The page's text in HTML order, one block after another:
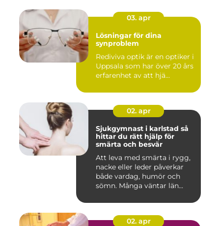
03. apr
Lösningar för dina
synproblem
Rediviva optik är en optiker i
Uppsala som har över 20 års
erfarenhet av att hjä...
02. apr
Sjukgymnast i karlstad så
hittar du rätt hjälp för
smärta och besvär
Att leva med smärta i rygg,
nacke eller leder påverkar
både vardag, humör och
sömn. Många väntar län...
02. apr